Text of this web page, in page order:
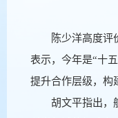
陈少洋高度评
表示，今年是“十
提升合作层级，构
胡文平指出，